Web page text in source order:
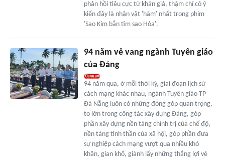
phản hồi tiêu cực từ khán giả, thậm chí có ý
kiến đây là nhân vật 'hãm' nhất trong phim
'Sao Kim bắn tim sao Hỏa'.
94 năm vẻ vang ngành Tuyên giáo
của Đảng
94 năm qua, ở mỗi thời kỳ, giai đoạn lịch sử
cách mạng khác nhau, ngành Tuyên giáo TP
Đà Nẵng luôn có những đóng góp quan trọng,
to lớn trong công tác xây dựng Đảng, góp
phần xây dựng nền tảng chính trị của chế độ,
nền tảng tinh thần của xã hội, góp phần đưa
sự nghiệp cách mạng vượt qua nhiều khó
khăn, gian khổ, giành lấy những thắng lợi vẻ